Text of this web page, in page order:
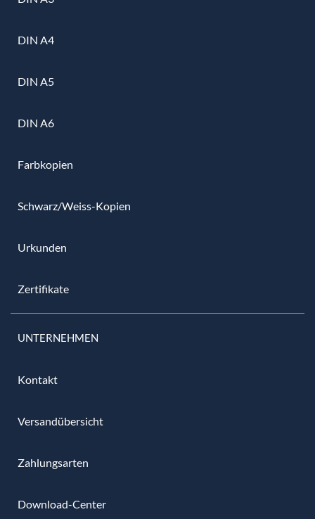
DIN A4
DIN A5
DIN A6
Farbkopien
Schwarz/Weiss-Kopien
Urkunden
Zertifikate
UNTERNEHMEN
Kontakt
Versandübersicht
Zahlungsarten
Download-Center